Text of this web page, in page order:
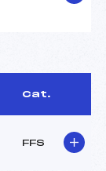
Cat.
FFS